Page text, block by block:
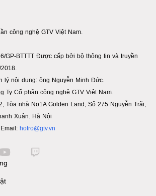
công nghệ GTV Việt Nam.
GP-BTTTT Được cấp bởi bộ thông tin và truyền
lý nội dung: ông Nguyễn Minh Đức.
Ty Cổ phần công nghệ GTV Việt Nam.
Tòa nhà No1A Golden Land, Số 275 Nguyễn Trãi,
Xuân. Hà Nội
hotro@gtv.vn